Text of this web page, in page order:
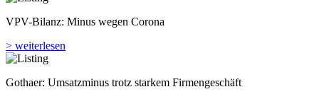
VPV-Bilanz: Minus wegen Corona
> weiterlesen
Gothaer: Umsatzminus trotz starkem Firmengeschäft